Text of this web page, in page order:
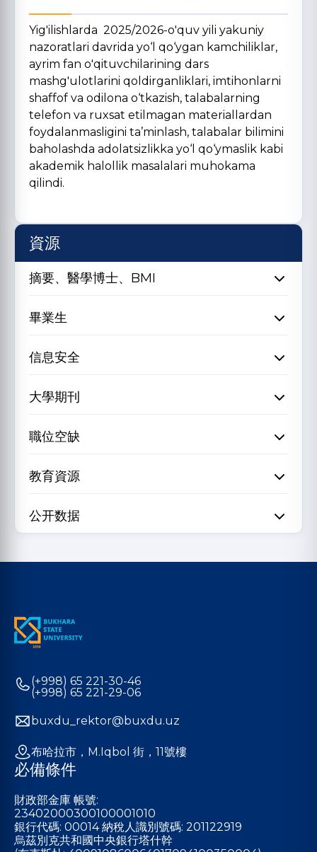
Yig'ilishlarda 2025/2026-o'quv yili yakuniy
nazoratlari davrida yo‘l qo‘ygan kamchiliklar,
ayrim fan o'qituvchilarining dars
mashg'ulotlarini qoldirganliklari, imtihonlarni
shaffof va odilona o‘tkazish, talabalarning
telefon va ruxsat etilmagan materiallardan
foydalanmasligini ta’minlash, talabalar bilimini
baholashda adolatsizlikka yo‘l qo‘ymaslik kabi
akademik halollik masalalari muhokama
qilindi.
資源
摘要、醫學博士、BMI
畢業生
信息安全
大學期刊
職位空缺
教育資源
公开数据
(+998) 65 221-30-46
(+998) 65 221-29-06
buxdu_rektor@buxdu.uz
布哈拉市，M.Iqbol 街，11號樓
必備條件
財政部金庫 帳號:
23402000300100001010
銀行代碼: 00014 納稅人識別號碼: 201122919
烏茲別克共和國中央銀行塔什幹